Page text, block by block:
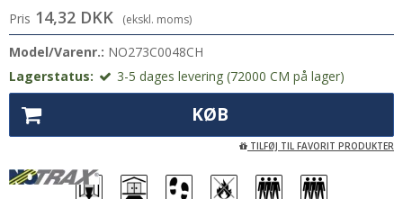
Pris 14,32 DKK (ekskl. moms)
Model/Varenr.: NO273C0048CH
Lagerstatus:
3-5 dages levering (72000 CM på lager)
KØB
TILFØJ TIL FAVORIT PRODUKTER